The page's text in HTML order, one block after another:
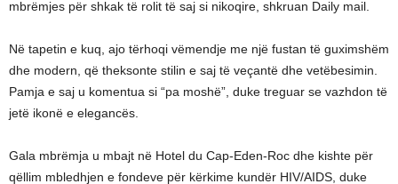
mbrëmjes për shkak të rolit të saj si nikoqire, shkruan Daily mail.
Në tapetin e kuq, ajo tërhoqi vëmendje me një fustan të guximshëm
dhe modern, që theksonte stilin e saj të veçantë dhe vetëbesimin.
Pamja e saj u komentua si “pa moshë”, duke treguar se vazhdon të
jetë ikonë e elegancës.
Gala mbrëmja u mbajt në Hotel du Cap-Eden-Roc dhe kishte për
qëllim mbledhjen e fondeve për kërkime kundër HIV/AIDS, duke